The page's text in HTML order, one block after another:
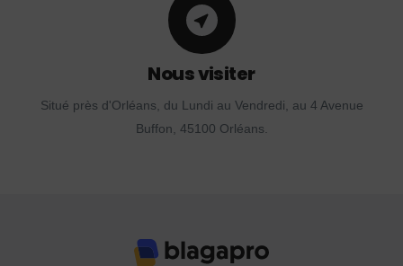
Nous visiter
Situé près d'Orléans, du Lundi au Vendredi, au 4 Avenue
Buffon, 45100 Orléans.